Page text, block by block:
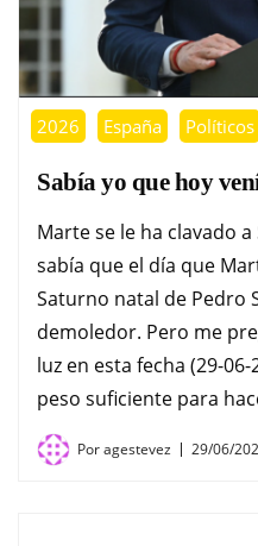
2026 España Políticos
Sabía yo que hoy
Marte se le ha clavado
sabía que el día que
Saturno natal de Pedro
demoledor. Pero me
luz en esta fecha (29-
peso suficiente para
Poragestevez 29/06/